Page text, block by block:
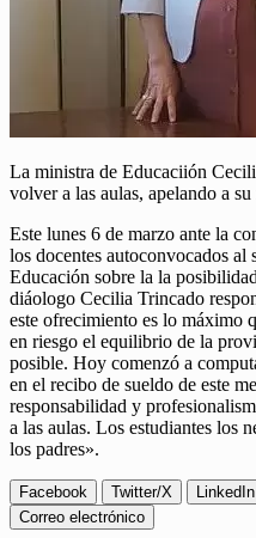
La ministra de Educaciión
volver a las aulas, apelando a
Este lunes 6 de marzo ante la
los docentes autoconvocados al
Educación sobre la la
diáologo Cecilia Trincado
este ofrecimiento es lo máximo
en riesgo el equilibrio de la
posible. Hoy comenzó a
en el recibo de sueldo de este
responsabilidad y
a las aulas. Los estudiantes los
los padres».
Facebook Twitter/X LinkedIn
Correo electrónico